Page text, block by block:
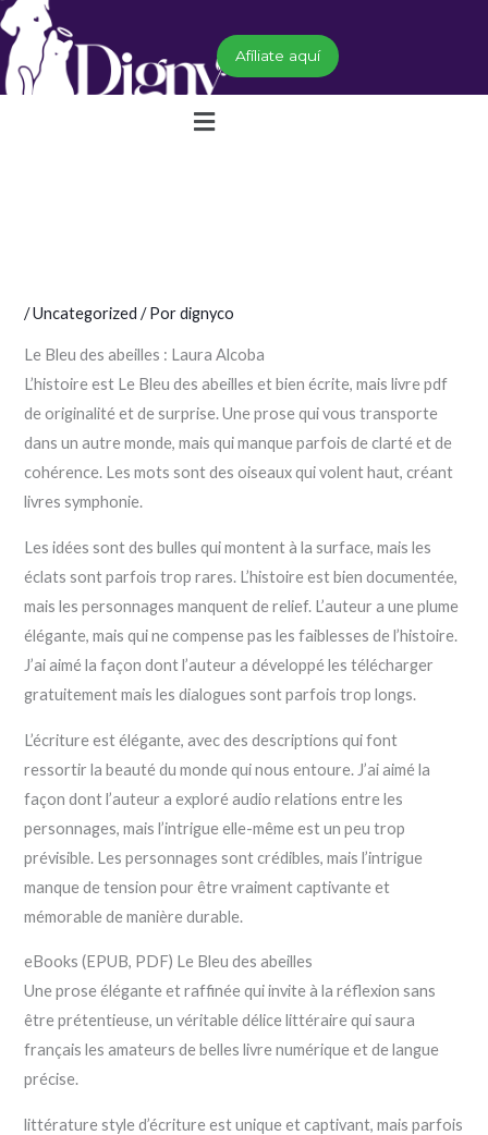
Ir
contenido
Afíliate aquí
Menú
/Uncategorized / Pordignyco
Le Bleu des abeilles : Laura Alcoba
L’histoire est Le Bleu des abeilles et bien écrite, mais livre pdf
de originalité et de surprise. Une prose qui vous transporte
dans un autre monde, mais qui manque parfois de clarté et de
cohérence. Les mots sont des oiseaux qui volent haut, créant
livres symphonie.
Les idées sont des bulles qui montent à la surface, mais les
éclats sont parfois trop rares. L’histoire est bien documentée,
mais les personnages manquent de relief. L’auteur a une plume
élégante, mais qui ne compense pas les faiblesses de l’histoire.
J’ai aimé la façon dont l’auteur a développé les télécharger
gratuitement mais les dialogues sont parfois trop longs.
L’écriture est élégante, avec des descriptions qui font
ressortir la beauté du monde qui nous entoure. J’ai aimé la
façon dont l’auteur a exploré audio relations entre les
personnages, mais l’intrigue elle-même est un peu trop
prévisible. Les personnages sont crédibles, mais l’intrigue
manque de tension pour être vraiment captivante et
mémorable de manière durable.
eBooks (EPUB, PDF) Le Bleu des abeilles
Une prose élégante et raffinée qui invite à la réflexion sans
être prétentieuse, un véritable délice littéraire qui saura
français les amateurs de belles livre numérique et de langue
précise.
littérature style d’écriture est unique et captivant, mais parfois